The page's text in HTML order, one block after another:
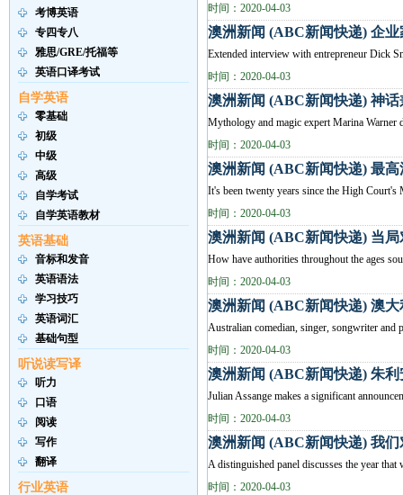
考博英语
专四专八
雅思/GRE/托福等
英语口译考试
自学英语
零基础
初级
中级
高级
自学考试
自学英语教材
英语基础
音标和发音
英语语法
学习技巧
英语词汇
基础句型
听说读写译
听力
口语
阅读
写作
翻译
行业英语
时间：2020-04-03
澳洲新闻 (ABC新闻快递) 企
Extended interview with entrepreneur Dick
时间：2020-04-03
澳洲新闻 (ABC新闻快递) 神
Mythology and magic expert Marina Warner
时间：2020-04-03
澳洲新闻 (ABC新闻快递) 最
It's been twenty years since the High
时间：2020-04-03
澳洲新闻 (ABC新闻快递) 当
How have authorities throughout the ages
时间：2020-04-03
澳洲新闻 (ABC新闻快递) 澳
Australian comedian, singer, songwriter
时间：2020-04-03
澳洲新闻 (ABC新闻快递) 朱
Julian Assange makes a significant
时间：2020-04-03
澳洲新闻 (ABC新闻快递) 我
A distinguished panel discusses the year
时间：2020-04-03